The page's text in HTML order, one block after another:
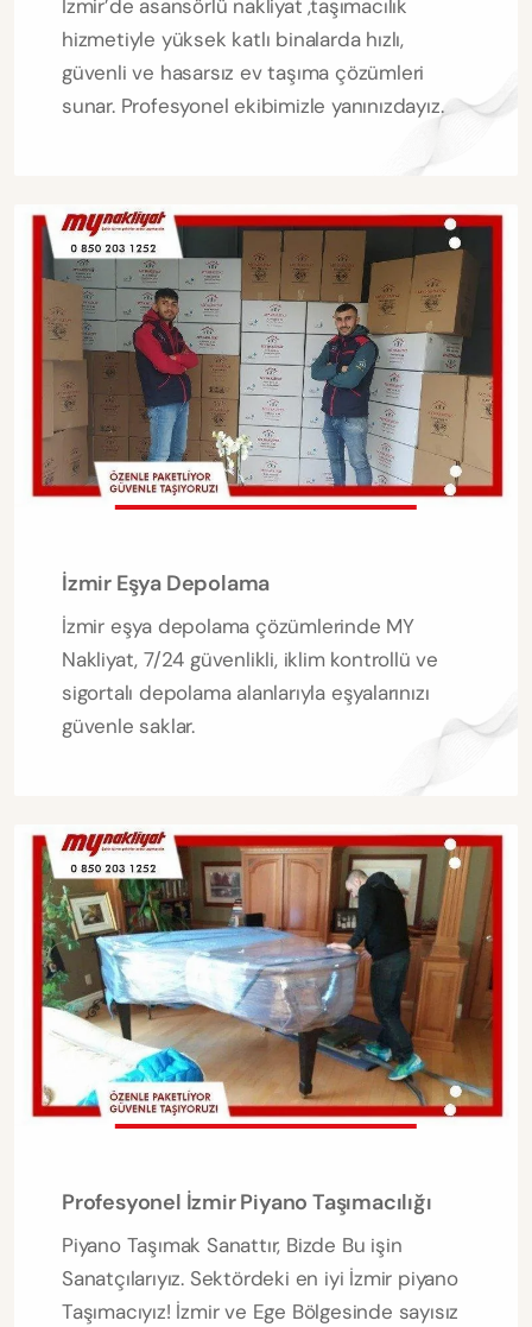
İzmir’de asansörlü nakliyat ,taşımacılık
hizmetiyle yüksek katlı binalarda hızlı,
güvenli ve hasarsız ev taşıma çözümleri
sunar. Profesyonel ekibimizle yanınızdayız.
İzmir Eşya Depolama
İzmir eşya depolama çözümlerinde MY
Nakliyat, 7/24 güvenlikli, iklim kontrollü ve
sigortalı depolama alanlarıyla eşyalarınızı
güvenle saklar.
Profesyonel İzmir Piyano Taşımacılığı
Piyano Taşımak Sanattır, Bizde Bu işin
Sanatçılarıyız. Sektördeki en iyi İzmir piyano
Taşımacıyız! İzmir ve Ege Bölgesinde sayısız